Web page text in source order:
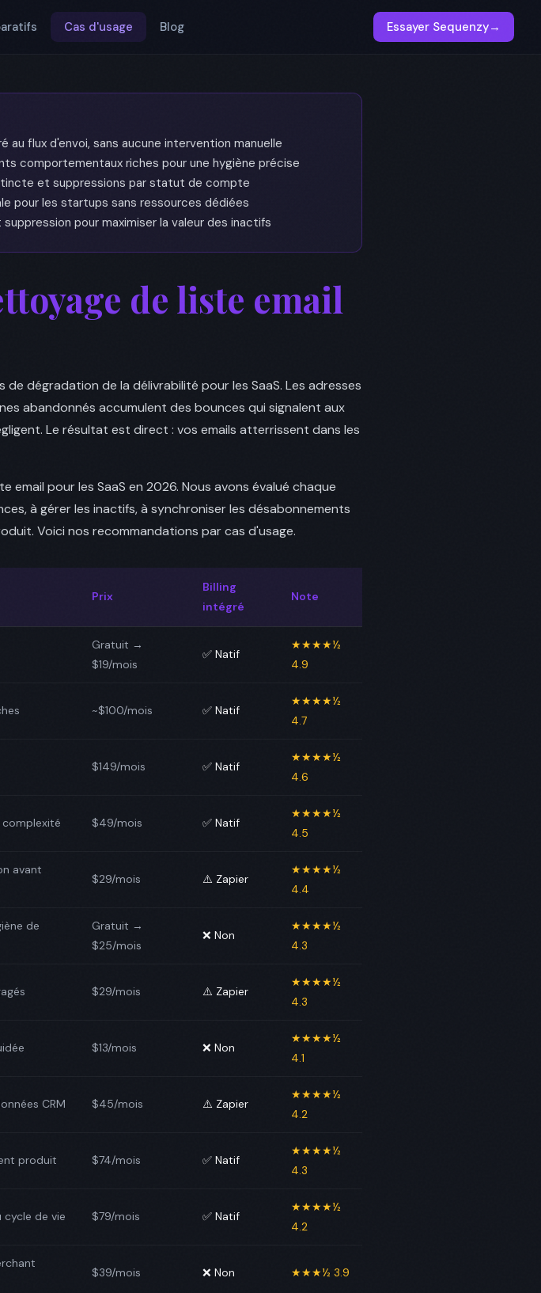
Cas d'usage Blog Essayer Sequenzy→
flux d'envoi, sans aucune intervention manuelle
comportementaux riches pour une hygiène précise
et suppressions par statut de compte
pour les startups sans ressources dédiées
pour maximiser la valeur des inactifs
de liste email
dégradation de la délivrabilité pour les SaaS. Les adresses
abandonnés accumulent des bounces qui signalent aux
Le résultat est direct : vos emails atterrissent dans les
email pour les SaaS en 2026. Nous avons évalué chaque
à gérer les inactifs, à synchroniser les désabonnements
Voici nos recommandations par cas d'usage.
Prix
Billing
intégré
Note
Gratuit →
$19/mois
✅ Natif
★★★★½
4.9
~$100/mois ✅ Natif
★★★★½
4.7
$149/mois ✅ Natif
★★★★½
4.6
complexité $49/mois ✅ Natif
★★★★½
4.5
avant
$29/mois ⚠️ Zapier
★★★★½
4.4
de
Gratuit →
$25/mois
❌ Non
★★★★½
4.3
$29/mois ⚠️ Zapier
★★★★½
4.3
$13/mois ❌ Non
★★★★½
4.1
CRM $45/mois ⚠️ Zapier
★★★★½
4.2
produit $74/mois ✅ Natif
★★★★½
4.3
cycle de vie $79/mois ✅ Natif
★★★★½
4.2
$39/mois ❌ Non ★★★½ 3.9